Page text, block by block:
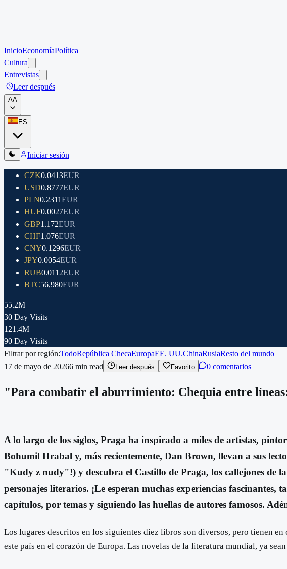
InicioEconomíaPolítica
Cultura
Entrevistas
Leer después
AA
ES
Iniciar sesión
CZK0.0413EUR
USD0.8777EUR
PLN0.2311EUR
HUF0.0027EUR
GBP1.172EUR
CHF1.076EUR
CNY0.1296EUR
JPY0.0054EUR
RUB0.0112EUR
BTC56,980EUR
55.2M
30 Day Visits
121.4M
90 Day Visits
Filtrar por región:TodoRepública ChecaEuropaEE. UU.ChinaRusiaResto del mundo
17 de mayo de 20266 min read Leer después Favorito 0 comentarios
"Para combatir el aburrimiento: Chequia entre
A lo largo de los siglos, Praga ha inspirado a miles de artistas,
Bohumil Hrabal y, más recientemente, Dan Brown, llevan a sus
"Kudy z nudy"!) y descubra el Castillo de Praga, los callejones de
personajes literarios. ¡Le esperan muchas experiencias
capítulos, por temas y siguiendo las huellas de autores famosos.
Los lugares descritos en los siguientes diez libros son diversos, pero tienen
este país en el corazón de Europa. Las novelas de la literatura mundial, ya